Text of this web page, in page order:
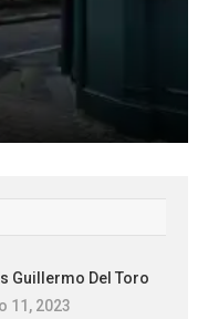
Guillermo Del Toro
11, 2023